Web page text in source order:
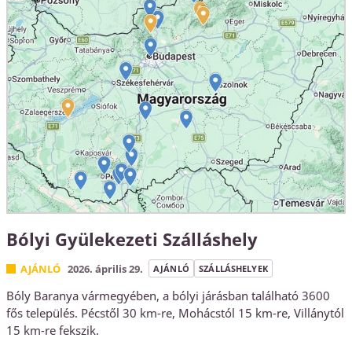
Bólyi Gyülekezeti Szálláshely
AJÁNLÓ 2026. április 29. AJÁNLÓ SZÁLLÁSHELYEK
Bóly Baranya vármegyében, a bólyi járásban található 3600
fős település. Pécstől 30 km-re, Mohácstól 15 km-re, Villánytól
15 km-re fekszik.